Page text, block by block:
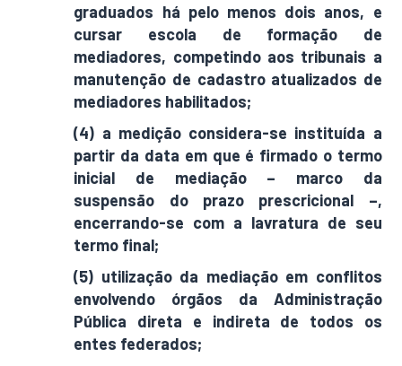
graduados há pelo menos dois anos, e
cursar escola de formação de
mediadores, competindo aos tribunais a
manutenção de cadastro atualizados de
mediadores habilitados;
(4) a medição considera-se instituída a
partir da data em que é firmado o termo
inicial de mediação – marco da
suspensão do prazo prescricional –,
encerrando-se com a lavratura de seu
termo final;
(5) utilização da mediação em conflitos
envolvendo órgãos da Administração
Pública direta e indireta de todos os
entes federados;